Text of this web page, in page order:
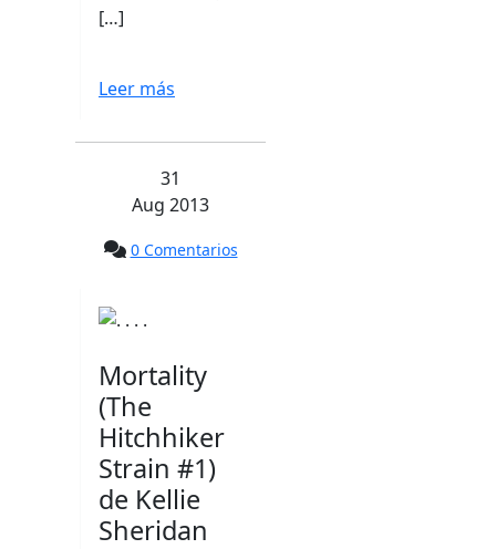
[…]
Leer más
31
Aug 2013
0 Comentarios
Mortality
(The
Hitchhiker
Strain #1)
de Kellie
Sheridan